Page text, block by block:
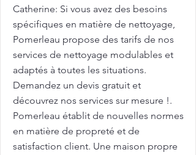
Catherine: Si vous avez des besoins
spécifiques en matière de nettoyage,
Pomerleau propose des tarifs de nos
services de nettoyage modulables et
adaptés à toutes les situations.
Demandez un devis gratuit et
découvrez nos services sur mesure !.
Pomerleau établit de nouvelles normes
en matière de propreté et de
satisfaction client. Une maison propre